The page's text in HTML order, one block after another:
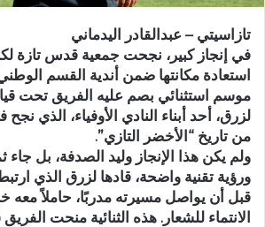
و
ن
ي
تازاسيتي – عبدالقادر اليدماني
في إنجاز كبير، نجحت جمعية قدس تازة
استعادة مكانتها ضمن أندية القسم
موسم استثنائي بصم عليه الفريق تحت
لزرق، أحد أبناء النادي الأوفياء، الذي
من تاريخ “الأخضر التازي”.
ولم يكن هذا الإنجاز وليد الصدفة، بل
ورؤية تقنية واضحة، قادها لزرق الذي
قبل أن يواصل مسيرته مدربًا، حاملاً معه
الانتماء للشعار. هذه الثنائية منحت